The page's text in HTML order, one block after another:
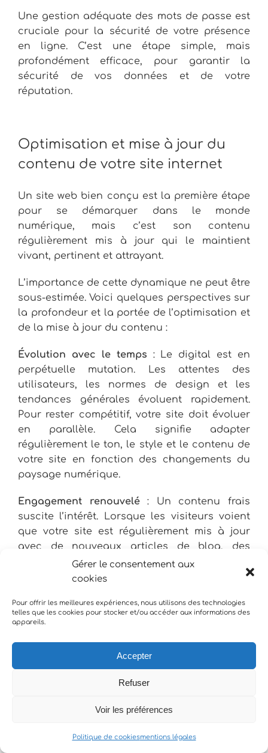
Gérer le consentement aux
cookies
Pour offrir les meilleures expériences, nous utilisons des technologies
telles que les cookies pour stocker et/ou accéder aux informations des
appareils.
Accepter
Refuser
Voir les préférences
Politique de cookiesmentions légales
Une gestion adéquate des mots de passe est
cruciale pour la sécurité de votre présence
en ligne. C’est une étape simple, mais
profondément efficace, pour garantir la
sécurité de vos données et de votre
réputation.
Optimisation et mise à jour du
contenu de votre site internet
Un site web bien conçu est la première étape
pour se démarquer dans le monde
numérique, mais c’est son contenu
régulièrement mis à jour qui le maintient
vivant, pertinent et attrayant.
L’importance de cette dynamique ne peut être
sous-estimée. Voici quelques perspectives sur
la profondeur et la portée de l’optimisation et
de la mise à jour du contenu :
Évolution avec le temps : Le digital est en
perpétuelle mutation. Les attentes des
utilisateurs, les normes de design et les
tendances générales évoluent rapidement.
Pour rester compétitif, votre site doit évoluer
en parallèle. Cela signifie adapter
régulièrement le ton, le style et le contenu de
votre site en fonction des changements du
paysage numérique.
Engagement renouvelé: Un contenu frais
suscite l’intérêt. Lorsque les visiteurs voient
que votre site est régulièrement mis à jour
avec de nouveaux articles de blog, des
études de cas ou des témoignages, cela crée
une incitation à revenir, renforçant ainsi la
Optimisation pour les moteurs de recherche
ajoutant continuellement du contenu
pertinent et de qualité, vous augmentez vos
résultats de recherche, attirant ainsi un